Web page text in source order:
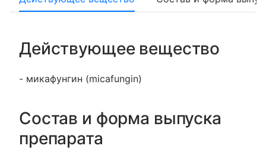
Действующее вещество
- микафунгин (micafungin)
Состав и форма выпуска
препарата